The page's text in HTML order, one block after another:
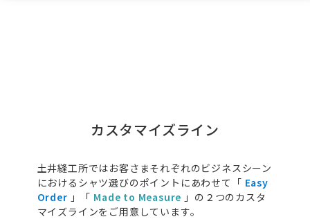
カスタマイズライン
土井縫工所ではお客さまそれぞれのビジネスシーン
におけるシャツ選びのポイントにあわせて「 Easy
Order 」「 Made to Measure 」の２つのカスタ
マイズラインをご用意しています。